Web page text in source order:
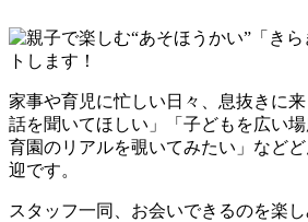
家事や育児に忙しい日々、息抜きに
話を聞いてほしい」「子どもを広い
育園のリアルを覗いてみたい」など
迎です。
スタッフ一同、お会いできるのを楽